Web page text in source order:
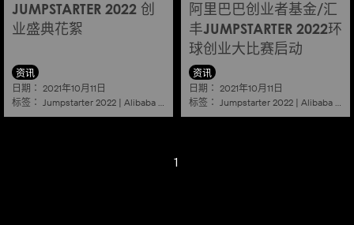
JUMPSTARTER 2022 创
业盛典花絮
资讯
日期： 2021年10月11日
标签： Jumpstarter 2022 | Alibaba Startup
阿里巴巴创业者基金/汇
丰JUMPSTARTER 2022环
球创业大比赛启动
资讯
日期： 2021年10月11日
标签： Jumpstarter 2022 | Alibaba
1